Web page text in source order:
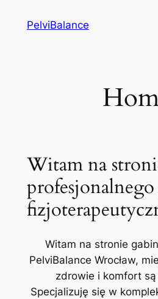
PelviBalance
Witam na
Witam na stronie
PelviBalance Wrocław,
zdrowie i komfort
Specjalizuję się w